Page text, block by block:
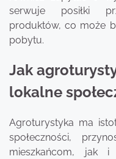
serwuje posiłki
produktów, co może
pobytu.
Jak
lokalne
Agroturystyka ma
społeczności,
mieszkańcom, jak i